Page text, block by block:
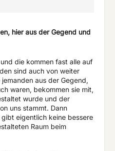
hier aus der Gegend und
die kommen fast alle auf
sind auch von weiter
aus der Gegend,
waren, bekommen sie mit,
wurde und der
uns stammt. Dann
eigentlich keine bessere
Raum beim